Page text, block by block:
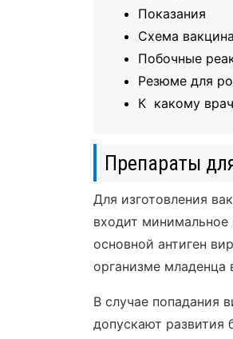
Показания
Схема
Побочные
Резюме для
К какому
Препараты
Для изготовления
входит минимальное
основной антиген
организме младенца
В случае попадания
допускают развития